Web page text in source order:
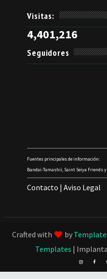
Visitas:
4,401,216
Seguidores
Fuentes principales de información:
Bandai-Tamashii, Saint Seiya Friends
Contacto |Aviso Legal
Crafted with by
Templates |